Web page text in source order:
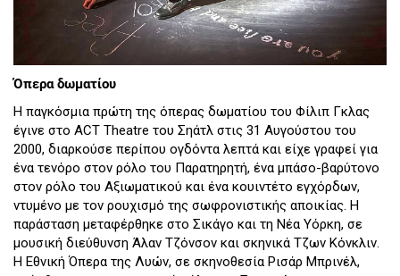
Όπερα δωματίου
Η παγκόσμια πρώτη της όπερας δωματίου του Φίλιπ Γκλας
έγινε στο ACT Theatre του Σηάτλ στις 31 Αυγούστου του
2000, διαρκούσε περίπου ογδόντα λεπτά και είχε γραφεί για
ένα τενόρο στον ρόλο του Παρατηρητή, ένα μπάσο-βαρύτονο
στον ρόλο του Αξιωματικού και ένα κουιντέτο εγχόρδων,
ντυμένο με τον ρουχισμό της σωφρονιστικής αποικίας. Η
παράσταση μεταφέρθηκε στο Σικάγο και τη Νέα Υόρκη, σε
μουσική διεύθυνση Άλαν Τζόνσον και σκηνικά Τζων Κόνκλιν.
Η Εθνική Όπερα της Λυών, σε σκηνοθεσία Ρισάρ Μπρινέλ,